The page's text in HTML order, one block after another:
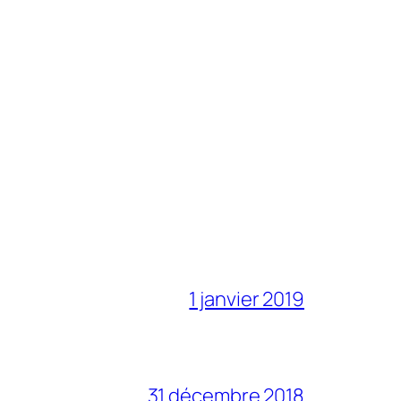
1 janvier 2019
31 décembre 2018